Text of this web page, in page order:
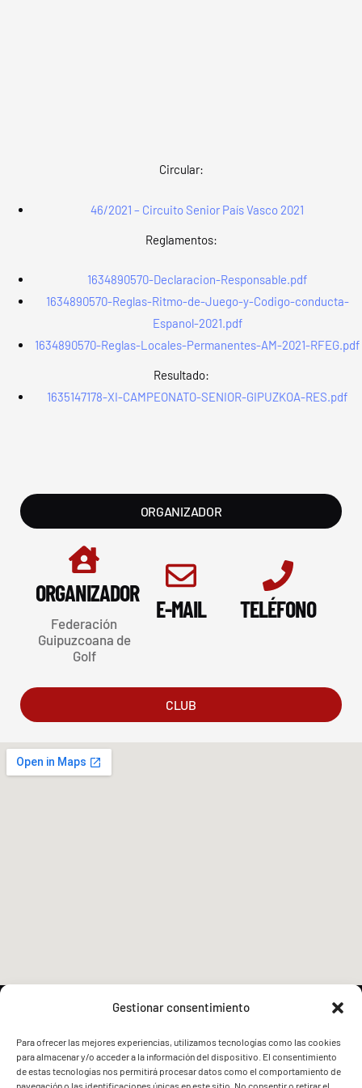
Gestionar consentimiento
Para ofrecer las mejores experiencias, utilizamos tecnologías como las cookies
para almacenar y/o acceder a la información del dispositivo. El consentimiento
de estas tecnologías nos permitirá procesar datos como el comportamiento de
navegación o las identificaciones únicas en este sitio. No consentir o retirar el
Circular:
46/2021 – Circuito Senior País Vasco 2021
Reglamentos:
1634890570-Declaracion-Responsable.pdf
1634890570-Reglas-Ritmo-de-Juego-y-Codigo-conducta-
Espanol-2021.pdf
1634890570-Reglas-Locales-Permanentes-AM-2021-RFEG.pdf
Resultado:
1635147178-XI-CAMPEONATO-SENIOR-GIPUZKOA-RES.pdf
ORGANIZADOR
CLUB
ORGANIZADOR
Federación
Guipuzcoana de
Golf
E-MAIL TELÉFONO
FVG - BGF FVG - BGF